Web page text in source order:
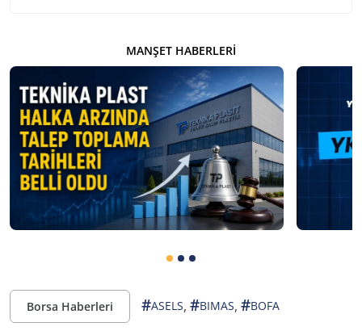
MANŞET HABERLERI
Borsa Haberleri #ASELS, #BIMAS, #BOFA